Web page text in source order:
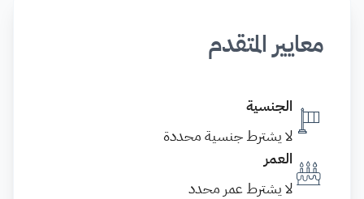
معايير المتقدم
الجنسية
لا يشترط جنسية محددة
العمر
لا يشترط عمر محدد